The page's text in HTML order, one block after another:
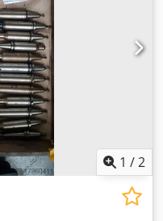
1 /2